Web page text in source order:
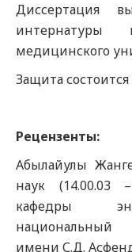
Диссертация
интернатуры
медицинского
Защита
Рецензенты:
Абылайулы
наук (14.00.03
кафедры
имени С.Д.